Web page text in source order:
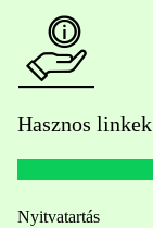
Hasznos linkek
Nyitvatartás